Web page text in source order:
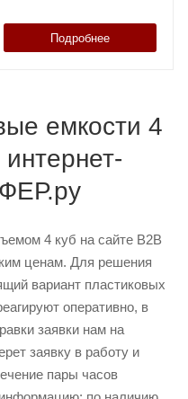
Подробнее
емкости 4
4 куб на сайте B2B
ценам. Для решения
вариант пластиковых
оперативно, в
заявки нам на
заявку в работу и
пары часов